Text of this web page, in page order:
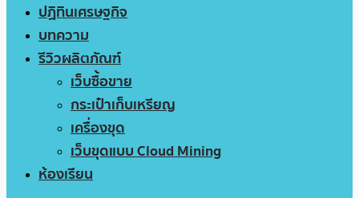
ปฏิทินเศรษฐกิจ
บทความ
รีวิวผลิตภัณฑ์
เว็บซื้อขาย
กระเป๋าเก็บเหรียญ
เครื่องขุด
เว็บขุดแบบ Cloud Mining
ห้องเรียน